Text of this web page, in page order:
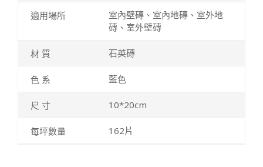
室內壁磚、室內地磚、室外地
磚、室外壁磚
石英磚
藍色
10*20cm
162片